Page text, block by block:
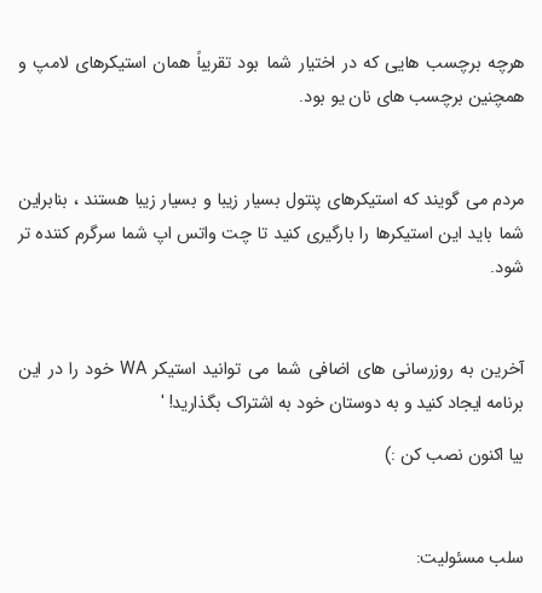
‏هرچه برچسب هایی که در اختیار شما بود تقریباً همان استیکرهای لامپ و
همچنین برچسب های نان یو بود.
‏مردم می گویند که استیکرهای پنتول بسیار زیبا و بسیار زیبا هستند ، بنابراین
شما باید این استیکرها را بارگیری کنید تا چت واتس اپ شما سرگرم کننده تر
شود.
‏آخرین به روزرسانی های اضافی شما می توانید استیکر WA خود را در این
برنامه ایجاد کنید و به دوستان خود به اشتراک بگذارید! '
‏بیا اکنون نصب کن :)
‏سلب مسئولیت: